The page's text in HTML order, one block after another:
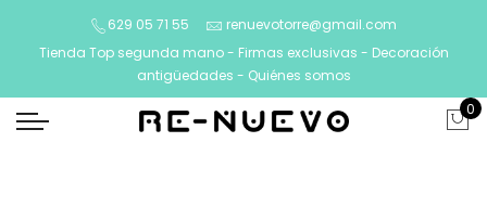
629 05 71 55
renuevotorre@gmail.com
Tienda Top segunda mano - Firmas exclusivas - Decoración
antigüedades - Quiénes somos
0